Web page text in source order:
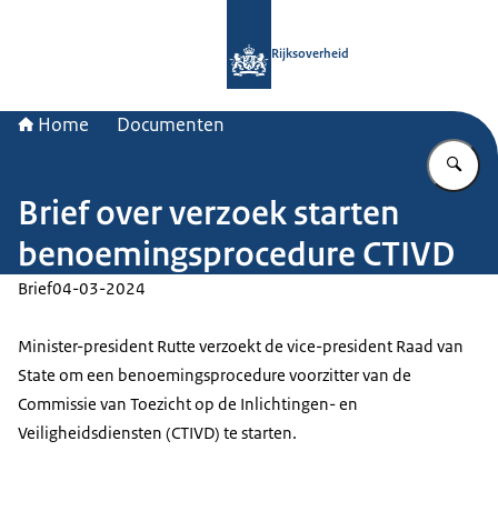
Rijksoverheid
Home Documenten
Brief over verzoek starten
benoemingsprocedure CTIVD
Brief04-03-2024
Minister-president Rutte verzoekt de vice-president Raad van
State om een benoemingsprocedure voorzitter van de
Commissie van Toezicht op de Inlichtingen- en
Veiligheidsdiensten (CTIVD) te starten.